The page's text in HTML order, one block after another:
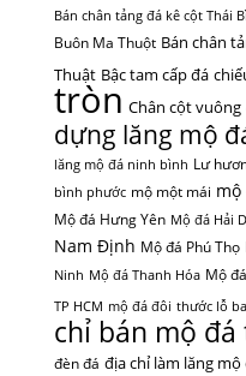
Bán chân tảng đá kê cột Thái
Buôn Ma Thuột Bán chân
Thuật Bậc tam cấp đá
tròn Chân cột vuông
dựng lăng mộ
lăng mộ đá ninh bình Lư
bình phước mộ một mái mộ
Mộ đá Hưng Yên Mộ đá Hải
Nam Định Mộ đá Phú Thọ
Ninh Mộ đá Thanh Hóa Mộ
TP HCM mộ đá đôi thước lỗ
chỉ bán mộ đá
đèn đá địa chỉ làm lăng mộ